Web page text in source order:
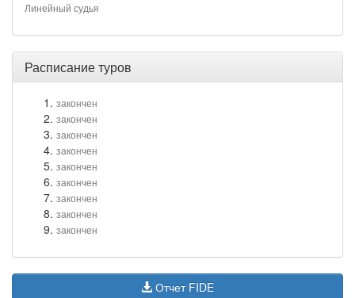
Линейный судья
Расписание туров
закончен
закончен
закончен
закончен
закончен
закончен
закончен
закончен
закончен
Отчет FIDE